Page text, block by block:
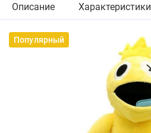
Описание Характеристики
Популярный